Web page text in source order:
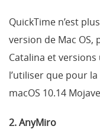
QuickTime n’est
version de Mac OS,
Catalina et
l’utiliser que pour
macOS 10.14
2. AnyMiro